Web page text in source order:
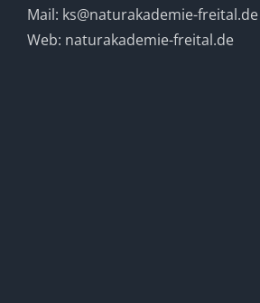
Mail: ks@naturakademie-freital.de
Web: naturakademie-freital.de